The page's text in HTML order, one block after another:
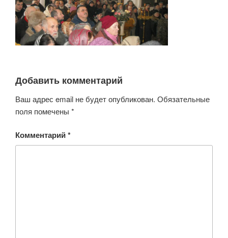
Добавить комментарий
Ваш адрес email не будет опубликован. Обязательные
поля помечены *
Комментарий*